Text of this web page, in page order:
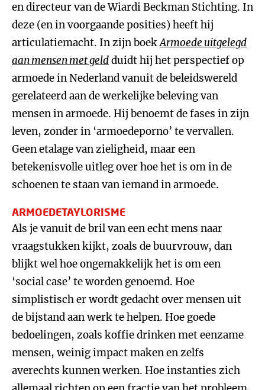
en directeur van de Wiardi Beckman Stichting. In
deze (en in voorgaande posities) heeft hij
articulatiemacht. In zijn boekArmoede uitgelegd
aan mensen met geldduidt hij het perspectief op
armoede in Nederland vanuit de beleidswereld
gerelateerd aan de werkelijke beleving van
mensen in armoede. Hij benoemt de fases in zijn
leven, zonder in ‘armoedeporno’ te vervallen.
Geen etalage van zieligheid, maar een
betekenisvolle uitleg over hoe het is om in de
schoenen te staan van iemand in armoede.
ARMOEDETAYLORISME
Als je vanuit de bril van een echt mens naar
vraagstukken kijkt, zoals de buurvrouw, dan
blijkt wel hoe ongemakkelijk het is om een
‘social case’ te worden genoemd. Hoe
simplistisch er wordt gedacht over mensen uit
de bijstand aan werk te helpen. Hoe goede
bedoelingen, zoals koffie drinken met eenzame
mensen, weinig impact maken en zelfs
averechts kunnen werken. Hoe instanties zich